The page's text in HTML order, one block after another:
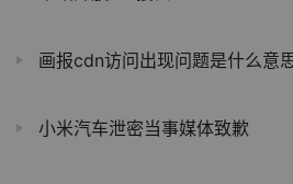
画报cdn访问出现问题是什么意
小米汽车泄密当事媒体致歉